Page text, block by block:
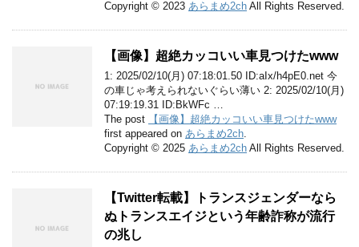
Copyright © 2023 あらまめ2ch All Rights Reserved.
【画像】超絶カッコいい車見つけたwww
1: 2025/02/10(月) 07:18:01.50 ID:aIx/h4pE0.net 今
の車じゃ考えられないぐらい薄い 2: 2025/02/10(月)
07:19:19.31 ID:BkWFc …
The post
【画像】超絶カッコいい車見つけたwww
first appeared on あらまめ2ch
Copyright © 2025 あらまめ2ch All Rights Reserved.
【Twitter転載】トランスジェンダーなら
ぬトランスエイジという年齢詐称が流行
の兆し